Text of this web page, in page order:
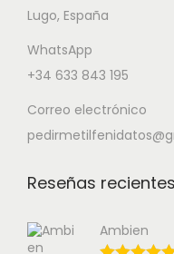
Lugo, España
WhatsApp
+34 633 843 195
Correo electrónico
Reseñas recientes
Ambien